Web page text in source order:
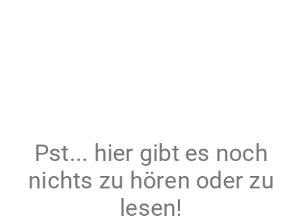
Pst... hier gibt es noch
nichts zu hören oder zu
lesen!